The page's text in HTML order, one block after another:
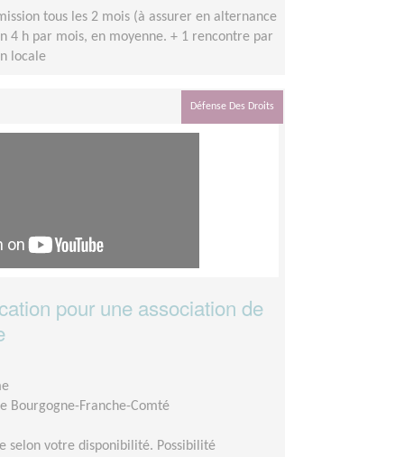
tous les 2 mois (à assurer en alternance
4 h par mois, en moyenne. + 1 rencontre par
locale
Défense Des Droits
pour une association de
Bourgogne-Franche-Comté
selon votre disponibilité. Possibilité